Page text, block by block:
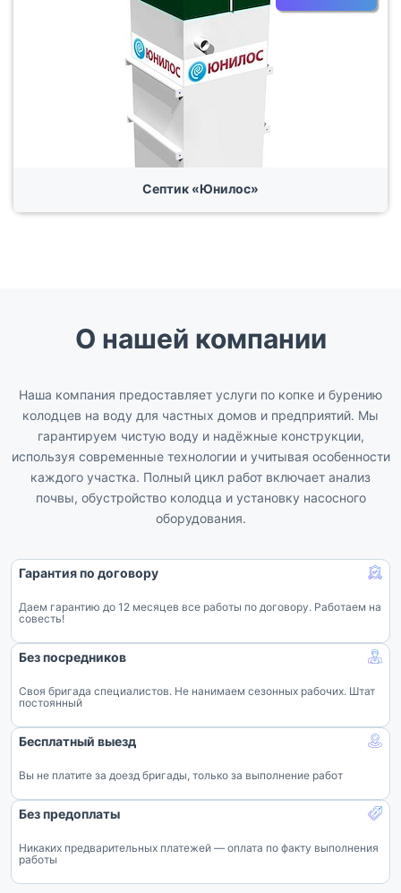
Септик «Юнилос»
О нашей компании
Наша компания предоставляет услуги по копке и бурению
колодцев на воду для частных домов и предприятий. Мы
гарантируем чистую воду и надёжные конструкции,
используя современные технологии и учитывая особенности
каждого участка. Полный цикл работ включает анализ
почвы, обустройство колодца и установку насосного
оборудования.
Гарантия по договору
Даем гарантию до 12 месяцев все работы по договору. Работаем на
совесть!
Без посредников
Своя бригада специалистов. Не нанимаем сезонных рабочих. Штат
постоянный
Бесплатный выезд
Вы не платите за доезд бригады, только за выполнение работ
Без предоплаты
Никаких предварительных платежей — оплата по факту выполнения
работы